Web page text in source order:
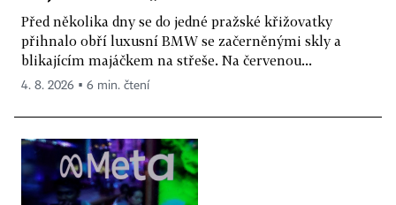
Před několika dny se do jedné pražské křižovatky
přihnalo obří luxusní BMW se začerněnými skly a
blikajícím majáčkem na střeše. Na červenou...
4. 8. 2026 ▪ 6 min. čtení